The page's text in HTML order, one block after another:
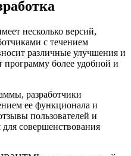
несколько версий,
с течением
различные улучшения и
программу более удобной и
разработчики
ее функционала и
пользователей и
совершенствования